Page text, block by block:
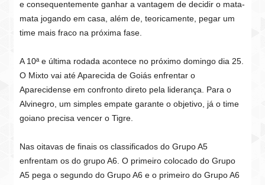
e consequentemente ganhar a vantagem de decidir o mata-
mata jogando em casa, além de, teoricamente, pegar um
time mais fraco na próxima fase.
A 10ª e última rodada acontece no próximo domingo dia 25.
O Mixto vai até Aparecida de Goiás enfrentar o
Aparecidense em confronto direto pela liderança. Para o
Alvinegro, um simples empate garante o objetivo, já o time
goiano precisa vencer o Tigre.
Nas oitavas de finais os classificados do Grupo A5
enfrentam os do grupo A6. O primeiro colocado do Grupo
A5 pega o segundo do Grupo A6 e o primeiro do Grupo A6